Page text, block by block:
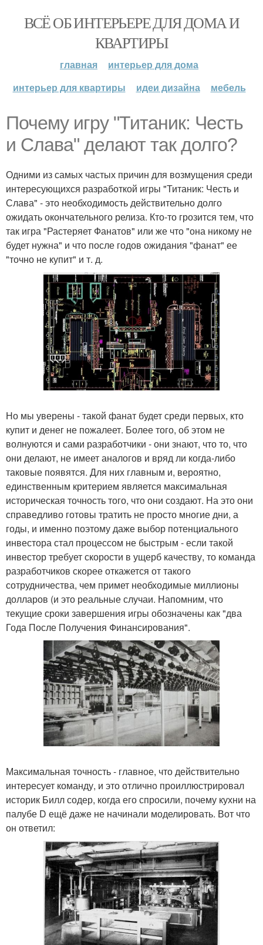
ВСЁ ОБ ИНТЕРЬЕРЕ ДЛЯ ДОМА И
КВАРТИРЫ
главная
интерьер для дома
интерьер для квартиры
идеи дизайна мебель
Почему игру "Титаник: Честь
и Слава" делают так долго?
Одними из самых частых причин для возмущения среди
интересующихся разработкой игры "Титаник: Честь и
Слава" - это необходимость действительно долго
ожидать окончательного релиза. Кто-то грозится тем, что
так игра "Растеряет Фанатов" или же что "она никому не
будет нужна" и что после годов ожидания "фанат" ее
"точно не купит" и т. д.
Но мы уверены - такой фанат будет среди первых, кто
купит и денег не пожалеет. Более того, об этом не
волнуются и сами разработчики - они знают, что то, что
они делают, не имеет аналогов и вряд ли когда-либо
таковые появятся. Для них главным и, вероятно,
единственным критерием является максимальная
историческая точность того, что они создают. На это они
справедливо готовы тратить не просто многие дни, а
годы, и именно поэтому даже выбор потенциального
инвестора стал процессом не быстрым - если такой
инвестор требует скорости в ущерб качеству, то команда
разработчиков скорее откажется от такого
сотрудничества, чем примет необходимые миллионы
долларов (и это реальные случаи. Напомним, что
текущие сроки завершения игры обозначены как "два
Года После Получения Финансирования".
Максимальная точность - главное, что действительно
интересует команду, и это отлично проиллюстрировал
историк Билл содер, когда его спросили, почему кухни на
палубе D ещё даже не начинали моделировать. Вот что
он ответил: